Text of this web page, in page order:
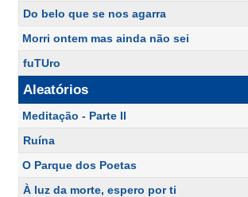
Do belo que se nos agarra
Morri ontem mas ainda não sei
fuTUro
Aleatórios
Meditação - Parte II
Ruína
O Parque dos Poetas
À luz da morte, espero por ti